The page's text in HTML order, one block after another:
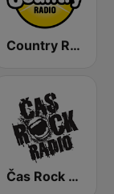
Country Radio
Čas Rock Radio